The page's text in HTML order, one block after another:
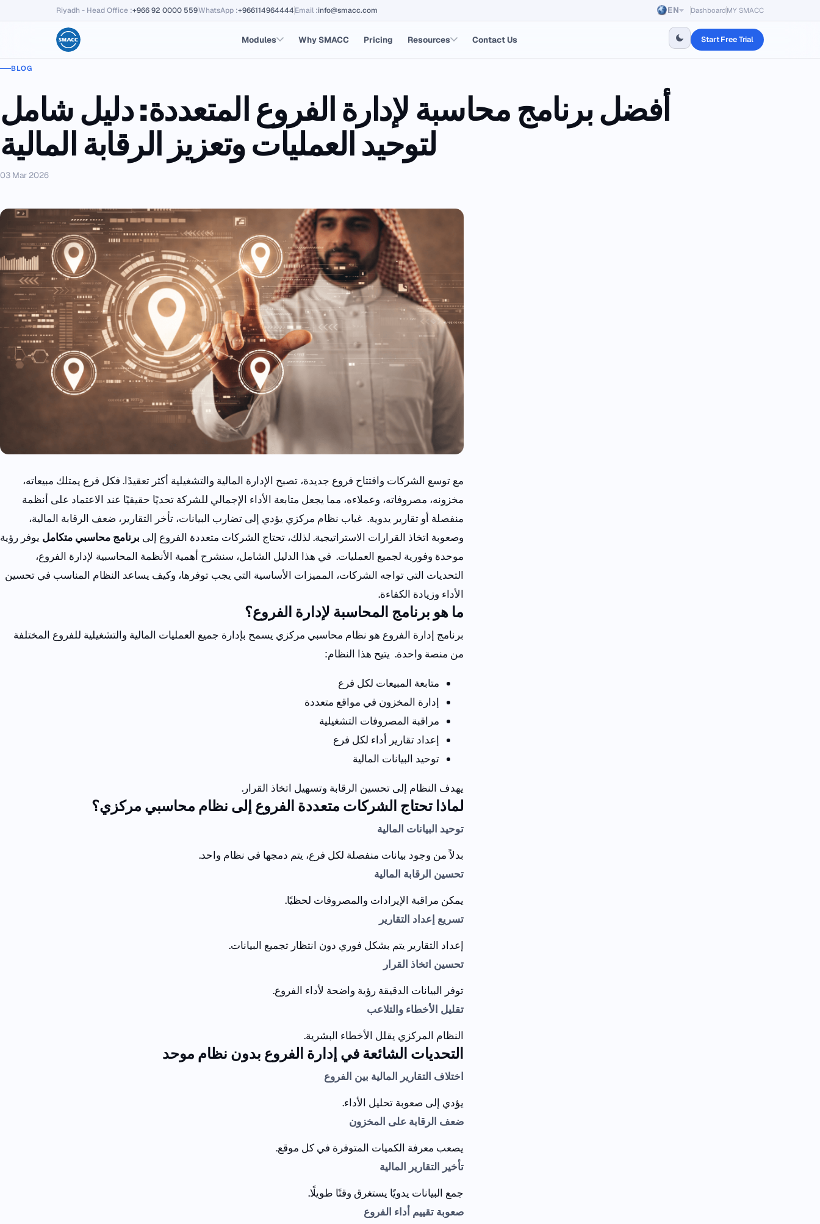
Riyadh - Head Office :+966 92 0000 559WhatsApp :+966114964444Email :info@smacc.com EN Dashboard MY SMACC
Modules Why SMACC Pricing Resources Contact Us Start Free Trial
BLOG
أفضل برنامج محاسبة لإدارة الفروع المتعددة: دليل شامل
لتوحيد العمليات وتعزيز الرقابة المالية
03 Mar 2026
مع توسع الشركات وافتتاح فروع جديدة، تصبح الإدارة المالية والتشغيلية أكثر تعقيدًا. فكل فرع يمتلك مبيعاته،
مخزونه، مصروفاته، وعملاءه، مما يجعل متابعة الأداء الإجمالي للشركة تحديًا حقيقيًا عند الاعتماد على أنظمة
منفصلة أو تقارير يدوية. غياب نظام مركزي يؤدي إلى تضارب البيانات، تأخر التقارير، ضعف الرقابة المالية،
وصعوبة اتخاذ القرارات الاستراتيجية. لذلك، تحتاج الشركات متعددة الفروع إلى برنامج محاسبي متكامل يوفر رؤية
موحدة وفورية لجميع العمليات. في هذا الدليل الشامل، سنشرح أهمية الأنظمة المحاسبية لإدارة الفروع،
التحديات التي تواجه الشركات، المميزات الأساسية التي يجب توفرها، وكيف يساعد النظام المناسب في تحسين
الأداء وزيادة الكفاءة.
ما هو برنامج المحاسبة لإدارة الفروع؟
برنامج إدارة الفروع هو نظام محاسبي مركزي يسمح بإدارة جميع العمليات المالية والتشغيلية للفروع المختلفة
من منصة واحدة. يتيح هذا النظام:
متابعة المبيعات لكل فرع
إدارة المخزون في مواقع متعددة
مراقبة المصروفات التشغيلية
إعداد تقارير أداء لكل فرع
توحيد البيانات المالية
يهدف النظام إلى تحسين الرقابة وتسهيل اتخاذ القرار.
لماذا تحتاج الشركات متعددة الفروع إلى نظام محاسبي مركزي؟
توحيد البيانات المالية
بدلاً من وجود بيانات منفصلة لكل فرع، يتم دمجها في نظام واحد.
تحسين الرقابة المالية
يمكن مراقبة الإيرادات والمصروفات لحظيًا.
تسريع إعداد التقارير
إعداد التقارير يتم بشكل فوري دون انتظار تجميع البيانات.
تحسين اتخاذ القرار
توفر البيانات الدقيقة رؤية واضحة لأداء الفروع.
تقليل الأخطاء والتلاعب
النظام المركزي يقلل الأخطاء البشرية.
التحديات الشائعة في إدارة الفروع بدون نظام موحد
اختلاف التقارير المالية بين الفروع
يؤدي إلى صعوبة تحليل الأداء.
ضعف الرقابة على المخزون
يصعب معرفة الكميات المتوفرة في كل موقع.
تأخير التقارير المالية
جمع البيانات يدويًا يستغرق وقتًا طويلًا.
صعوبة تقييم أداء الفروع